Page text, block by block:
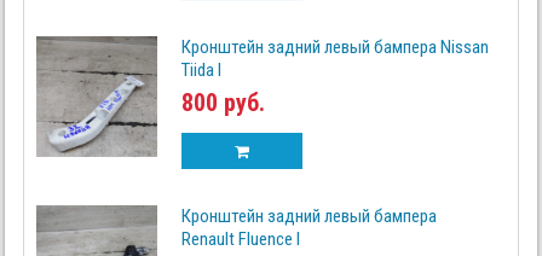
Кронштейн задний левый бампера Nissan
Tiida I
800 руб.
Кронштейн задний левый бампера
Renault Fluence I